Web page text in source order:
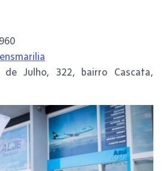
de Julho, 322, bairro Cascata,